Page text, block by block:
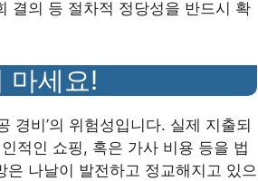
결의 등 절차적 정당성을 반드시 확
마세요!
경비’의 위험성입니다. 실제 지출되
적인 쇼핑, 혹은 가사 비용 등을 법
나날이 발전하고 정교해지고 있으